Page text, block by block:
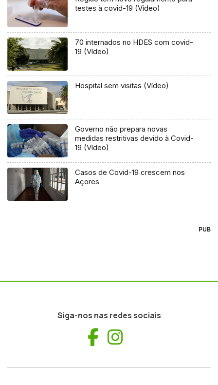
testes à covid-19 (Vídeo)
70 internados no HDES com covid-
19 (Vídeo)
Hospital sem visitas (Vídeo)
Governo não prepara novas
medidas restritivas devido à Covid-
19 (Vídeo)
Casos de Covid-19 crescem nos
Açores
PUB
Siga-nos nas redes sociais
Facebook